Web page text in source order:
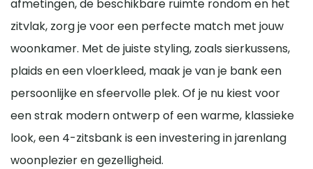
afmetingen, de beschikbare ruimte rondom en het
zitvlak, zorg je voor een perfecte match met jouw
woonkamer. Met de juiste styling, zoals sierkussens,
plaids en een vloerkleed, maak je van je bank een
persoonlijke en sfeervolle plek. Of je nu kiest voor
een strak modern ontwerp of een warme, klassieke
look, een 4-zitsbank is een investering in jarenlang
woonplezier en gezelligheid.